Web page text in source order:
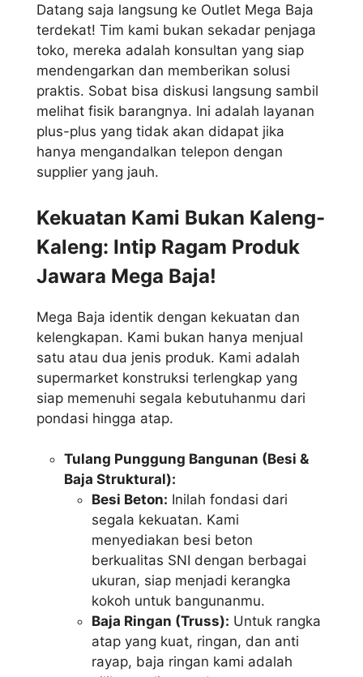
Datang saja langsung ke Outlet Mega Baja
terdekat! Tim kami bukan sekadar penjaga
toko, mereka adalah konsultan yang siap
mendengarkan dan memberikan solusi
praktis. Sobat bisa diskusi langsung sambil
melihat fisik barangnya. Ini adalah layanan
plus-plus yang tidak akan didapat jika
hanya mengandalkan telepon dengan
supplier yang jauh.
Kekuatan Kami Bukan Kaleng-
Kaleng: Intip Ragam Produk
Jawara Mega Baja!
Mega Baja identik dengan kekuatan dan
kelengkapan. Kami bukan hanya menjual
satu atau dua jenis produk. Kami adalah
supermarket konstruksi terlengkap yang
siap memenuhi segala kebutuhanmu dari
pondasi hingga atap.
Tulang Punggung Bangunan (Besi &
Baja Struktural):
Besi Beton: Inilah fondasi dari
segala kekuatan. Kami
menyediakan besi beton
berkualitas SNI dengan berbagai
ukuran, siap menjadi kerangka
kokoh untuk bangunanmu.
Baja Ringan (Truss): Untuk rangka
atap yang kuat, ringan, dan anti
rayap, baja ringan kami adalah